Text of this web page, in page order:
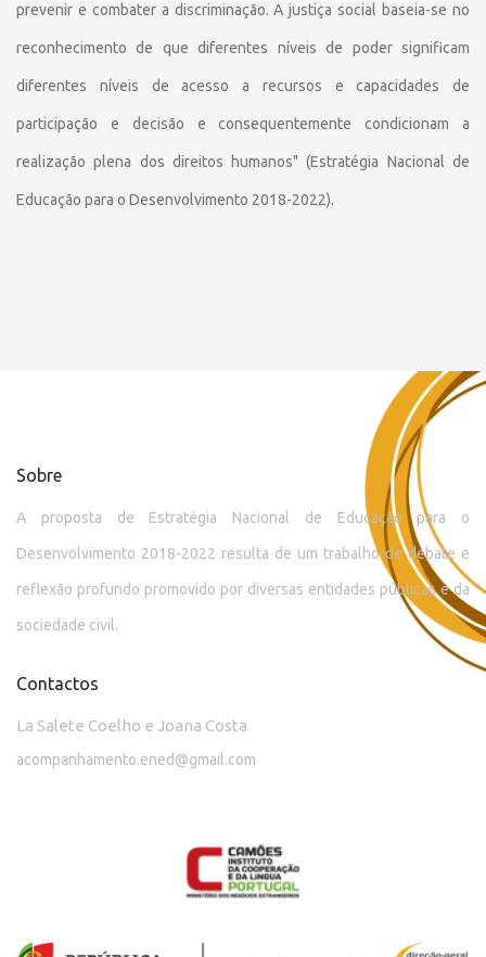
prevenir e combater a discriminação. A justiça social baseia-se no
reconhecimento de que diferentes níveis de poder significam
diferentes níveis de acesso a recursos e capacidades de
participação e decisão e consequentemente condicionam a
realização plena dos direitos humanos" (Estratégia Nacional de
Educação para o Desenvolvimento 2018-2022).
Sobre
A proposta de Estratégia Nacional de Educação para o
Desenvolvimento 2018-2022 resulta de um trabalho de debate e
reflexão profundo promovido por diversas entidades públicas e da
sociedade civil.
Contactos
La Salete Coelho e Joana Costa
acompanhamento.ened@gmail.com